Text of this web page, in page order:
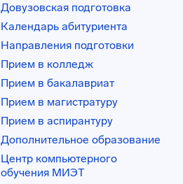
Довузовская подготовка
Календарь абитуриента
Направления подготовки
Прием в колледж
Прием в бакалавриат
Прием в магистратуру
Прием в аспирантуру
Дополнительное образование
Центр компьютерного
обучения МИЭТ